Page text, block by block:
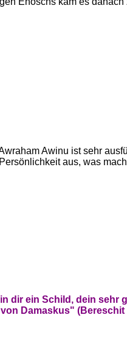
Awinu ist sehr
aus, was
dir ein Schild, dein sehr
Damaskus" (Bereschit